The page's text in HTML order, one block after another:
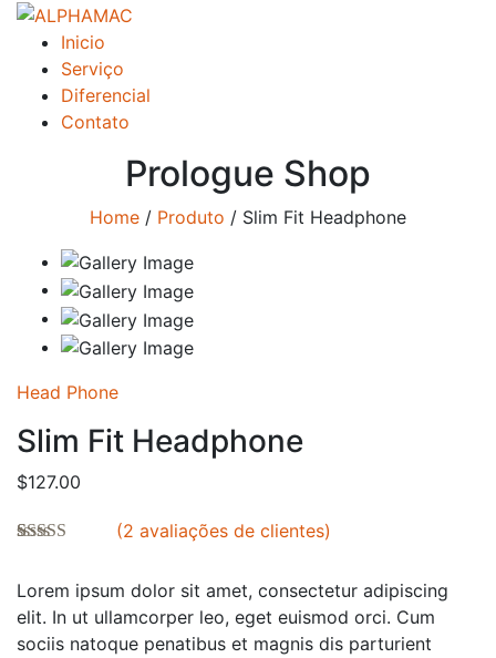
Inicio
Serviço
Diferencial
Contato
Prologue Shop
Home / Produto / Slim Fit Headphone
Head Phone
Slim Fit Headphone
$127.00
5, com
baseado em
avaliações de
clientes
(2 avaliações de clientes)
Lorem ipsum dolor sit amet, consectetur adipiscing
elit. In ut ullamcorper leo, eget euismod orci. Cum
sociis natoque penatibus et magnis dis parturient